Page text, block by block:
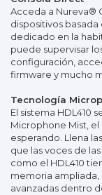
Acceda a Nureva®
dispositivos basada
dedicado en la
puede supervisar
configuración,
firmware y mucho
Tecnología
El sistema HDL410
Microphone Mist,
esperando. Llena
que las voces de
como el HDL410
memoria
avanzadas dentro